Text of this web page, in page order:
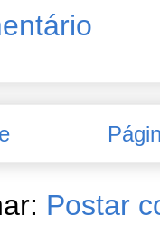
Postar